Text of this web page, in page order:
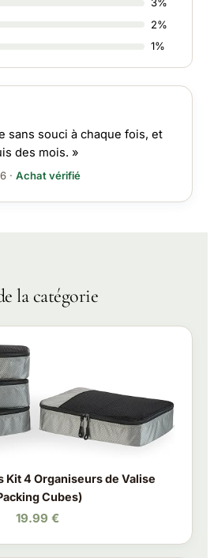
3%
2%
1%
sans souci à chaque fois, et
des mois. »
· Achat vérifié
la catégorie
Kit 4 Organiseurs de Valise
Cubes)
19.99 €